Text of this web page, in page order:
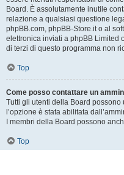
Board. È assolutamente inutile
relazione a qualsiasi questione
phpBB.com, phpBB-Store.it o al
elettronica inviati a phpBB Limited
di terzi di questo programma non
Top
Come posso contattare un
Tutti gli utenti della Board
l’opzione è stata abilitata
I membri della Board possono
Top